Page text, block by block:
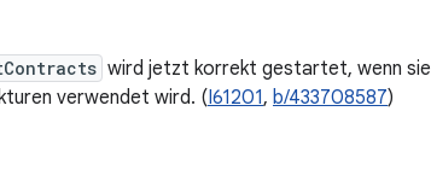
wird jetzt korrekt gestartet, wenn sie
verwendet wird. (I61201, b/433708587)